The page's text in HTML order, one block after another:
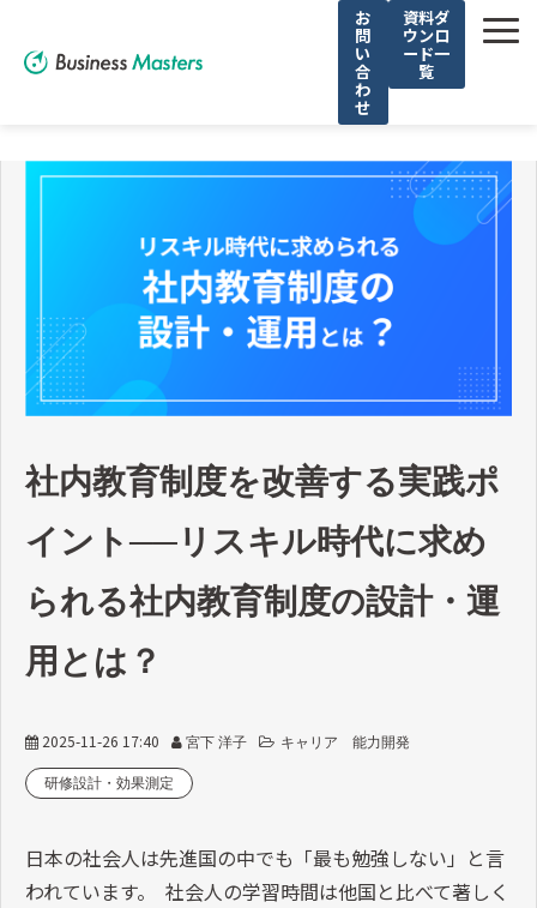
お
問
い
合
わ
せ
資料ダ
ウンロ
ード一
覧
サービス
導入事例
お役立ち記事
社内教育制度を改善する実践ポ
イント──リスキル時代に求め
られる社内教育制度の設計・運
用とは？
2025-11-26 17:40 宮下 洋子 キャリア 能力開発
研修設計・効果測定
日本の社会人は先進国の中でも「最も勉強しない」と言
われています。 社会人の学習時間は他国と比べて著しく